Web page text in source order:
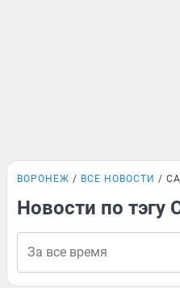
ВОРОНЕЖ ВСЕ НОВОСТИ
Новости по тэгу